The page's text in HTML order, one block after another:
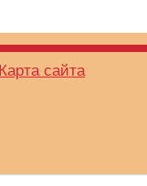
Карта сайта